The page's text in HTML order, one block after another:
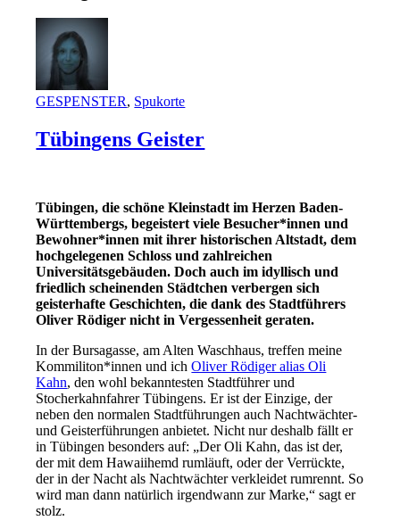
GESPENSTER, Spukorte
Tübingens Geister
Tübingen, die schöne Kleinstadt im Herzen Baden-
Württembergs, begeistert viele Besucher*innen und
Bewohner*innen mit ihrer historischen Altstadt, dem
hochgelegenen Schloss und zahlreichen
Universitätsgebäuden. Doch auch im idyllisch und
friedlich scheinenden Städtchen verbergen sich
geisterhafte Geschichten, die dank des Stadtführers
Oliver Rödiger nicht in Vergessenheit geraten.
In der Bursagasse, am Alten Waschhaus, treffen meine
Kommiliton*innen und ichOliver Rödiger alias Oli
Kahn, den wohl bekanntesten Stadtführer und
Stocherkahnfahrer Tübingens. Er ist der Einzige, der
neben den normalen Stadtführungen auch Nachtwächter-
und Geisterführungen anbietet. Nicht nur deshalb fällt er
in Tübingen besonders auf: „Der Oli Kahn, das ist der,
der mit dem Hawaiihemd rumläuft, oder der Verrückte,
der in der Nacht als Nachtwächter verkleidet rumrennt. So
wird man dann natürlich irgendwann zur Marke,“ sagt er
stolz.